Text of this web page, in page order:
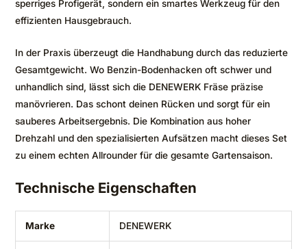
sperriges Profigerät, sondern ein smartes Werkzeug für den
effizienten Hausgebrauch.
In der Praxis überzeugt die Handhabung durch das reduzierte
Gesamtgewicht. Wo Benzin-Bodenhacken oft schwer und
unhandlich sind, lässt sich die DENEWERK Fräse präzise
manövrieren. Das schont deinen Rücken und sorgt für ein
sauberes Arbeitsergebnis. Die Kombination aus hoher
Drehzahl und den spezialisierten Aufsätzen macht dieses Set
zu einem echten Allrounder für die gesamte Gartensaison.
Technische Eigenschaften
Marke DENEWERK